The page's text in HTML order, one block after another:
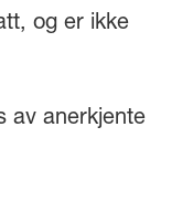
og er ikke
av anerkjente